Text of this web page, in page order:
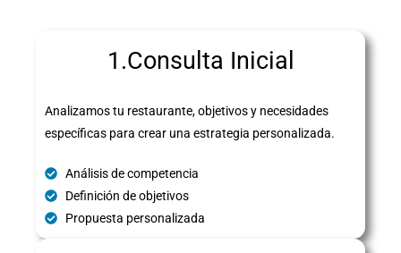
1.Consulta Inicial
Analizamos tu restaurante, objetivos y necesidades
específicas para crear una estrategia personalizada.
Análisis de competencia
Definición de objetivos
Propuesta personalizada